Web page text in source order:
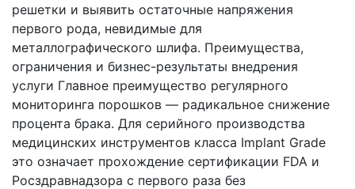
решетки и выявить остаточные напряжения
первого рода, невидимые для
металлографического шлифа. Преимущества,
ограничения и бизнес-результаты внедрения
услуги Главное преимущество регулярного
мониторинга порошков — радикальное снижение
процента брака. Для серийного производства
медицинских инструментов класса Implant Grade
это означает прохождение сертификации FDA и
Росздравнадзора с первого раза без